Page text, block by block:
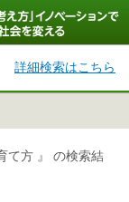
詳細検索はこちら
て方 』 の検索結